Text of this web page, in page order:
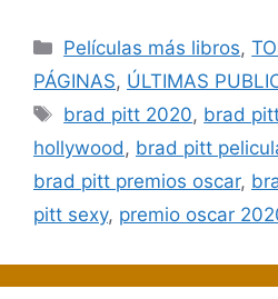
Categorías
Películas más libros,
PÁGINAS, ÚLTIMAS
Etiquetas
brad pitt 2020, brad
hollywood , brad pitt
brad pitt premios oscar,
pitt sexy, premio oscar